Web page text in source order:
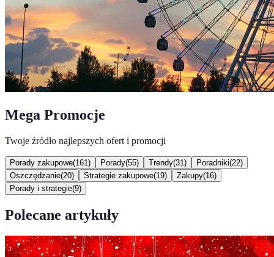
Mega Promocje
Twoje źródło najlepszych ofert i promocji
Porady zakupowe(161 ) Porady(55) Trendy(31 ) Poradniki(22)
Oszczędzanie(20) Strategie zakupowe(19) Zakupy(16)
Porady i strategie(9)
Polecane artykuły